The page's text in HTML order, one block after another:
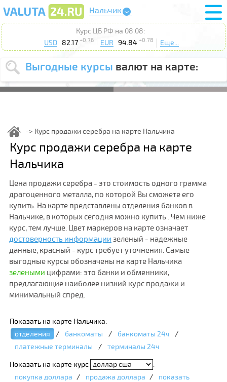
Нальчик
Курс ЦБ РФ на 08.08:
USD
82.17 +0.76 EUR 94.84 +0.78 Еще...
Выгодные курсы валют на карте:
Выберите
USD EUR
курс до
Выберите
действие : Продать Купить
Курс продажи серебра на карте Нальчика
Курс продажи серебра на карте
Нальчика
Цена продажи серебра - это стоимость одного грамма
драгоценного металла, по которой Вы сможете его
купить. На карте представлены отделения банков в
Нальчике, в которых сегодня можно купить . Чем ниже
курс, тем лучше. Цвет маркеров на карте означает
достоверность информации зеленый - надежные
данные, красный - курс требует уточнения. Самые
выгодные курсы обозначены на карте Нальчика
зелеными цифрами: это банки и обменники,
предлагающие наиболее низкий курс продажи и
минимальный спред.
Показать на карте Нальчика:
отделения
/ банкоматы / банкоматы 24ч
/
платежные терминалы
/ терминалы 24ч
Показать на карте курс
:
покупка доллара / продажа доллара /
показать